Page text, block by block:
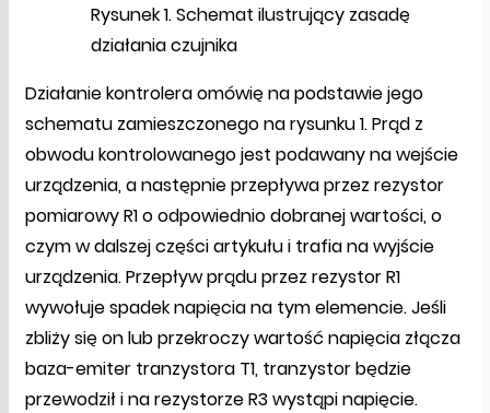
Rysunek 1. Schemat ilustrujący zasadę
działania czujnika
Działanie kontrolera omówię na podstawie jego
schematu zamieszczonego na rysunku 1. Prąd z
obwodu kontrolowanego jest podawany na wejście
urządzenia, a następnie przepływa przez rezystor
pomiarowy R1 o odpowiednio dobranej wartości, o
czym w dalszej części artykułu i trafia na wyjście
urządzenia. Przepływ prądu przez rezystor R1
wywołuje spadek napięcia na tym elemencie. Jeśli
zbliży się on lub przekroczy wartość napięcia złącza
baza-emiter tranzystora T1, tranzystor będzie
przewodził i na rezystorze R3 wystąpi napięcie.